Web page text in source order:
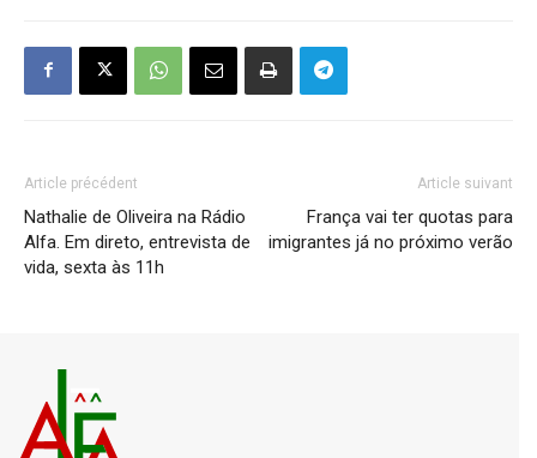
Article précédent
Nathalie de Oliveira na Rádio
Alfa. Em direto, entrevista de
vida, sexta às 11h
Article suivant
França vai ter quotas para
imigrantes já no próximo verão